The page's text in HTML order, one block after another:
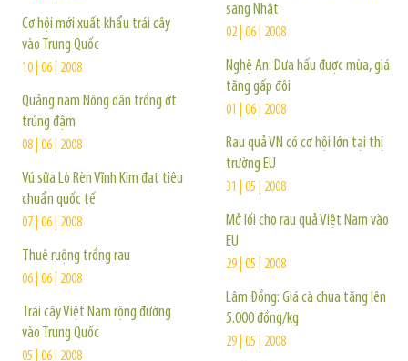
Cơ hội mới xuất khẩu trái cây
vào Trung Quốc
10 | 06 | 2008
Quảng nam Nông dân trồng ớt
trúng đậm
08 | 06 | 2008
Vú sữa Lò Rèn Vĩnh Kim đạt tiêu
chuẩn quốc tế
07 | 06 | 2008
Thuê ruộng trồng rau
06 | 06 | 2008
Trái cây Việt Nam rộng đường
vào Trung Quốc
05 | 06 | 2008
sang Nhật
02 | 06 | 2008
Nghệ An: Dưa hấu được mùa, giá
tăng gấp đôi
01 | 06 | 2008
Rau quả VN có cơ hội lớn tại thị
trường EU
31 | 05 | 2008
Mở lối cho rau quả Việt Nam vào
EU
29 | 05 | 2008
Lâm Đồng: Giá cà chua tăng lên
5.000 đồng/kg
29 | 05 | 2008